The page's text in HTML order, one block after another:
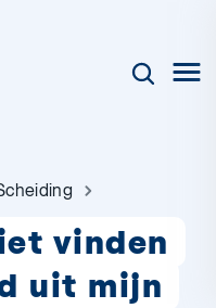
vinden
uit mijn